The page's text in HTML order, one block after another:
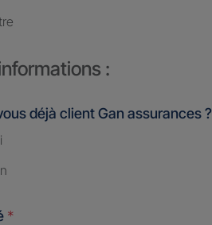
:
déjà client Gan assurances ?
*